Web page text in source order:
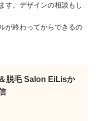
す。デザインの相談もし
が終わってからできるの
脱毛 Salon EiLisか